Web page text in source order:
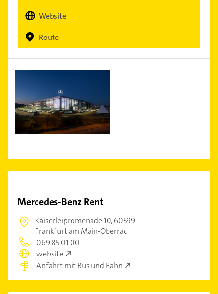
Website
Route
Mercedes-Benz Rent
Kaiserleipromenade 10,60599
Frankfurt am Main-Oberrad
069 85 01 00
website
Anfahrt mit Bus und Bahn